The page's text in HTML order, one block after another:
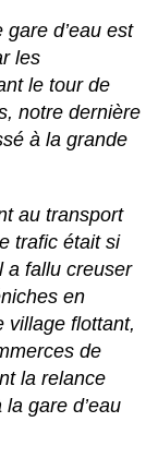
d’eau est
les
le tour de
notre dernière
à la grande
au transport
trafic était si
a fallu creuser
en
village flottant,
de
la relance
gare d’eau